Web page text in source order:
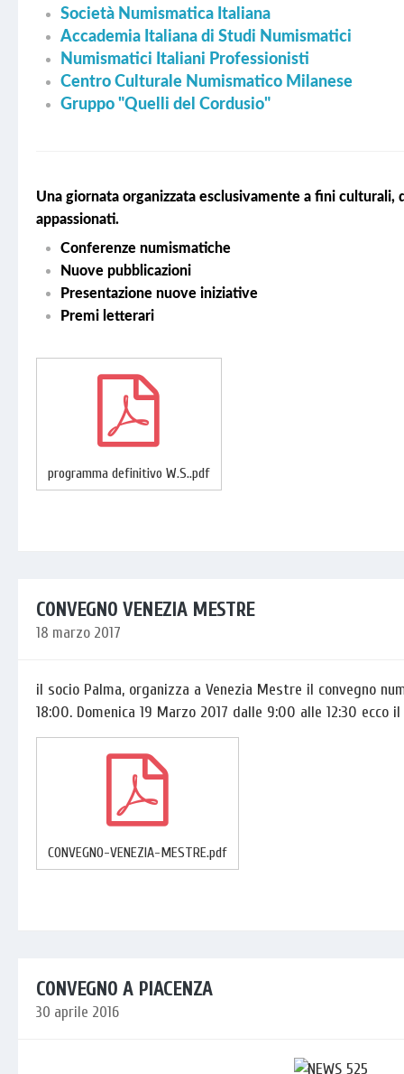
Società Numismatica Italiana
Accademia Italiana di Studi Numismatici
Numismatici Italiani Professionisti
Centro Culturale Numismatico Milanese
Gruppo "Quelli del Cordusio"
Una giornata organizzata esclusivamente a fini
appassionati.
Conferenze numismatiche
Nuove pubblicazioni
Presentazione nuove iniziative
Premi letterari
programma definitivo W.S..pdf
CONVEGNO VENEZIA MESTRE
18 marzo 2017
il socio Palma, organizza a Venezia Mestre il convegno
18:00. Domenica 19 Marzo 2017 dalle 9:00 alle 12:30 ecco
CONVEGNO-VENEZIA-MESTRE.pdf
CONVEGNO A PIACENZA
30 aprile 2016